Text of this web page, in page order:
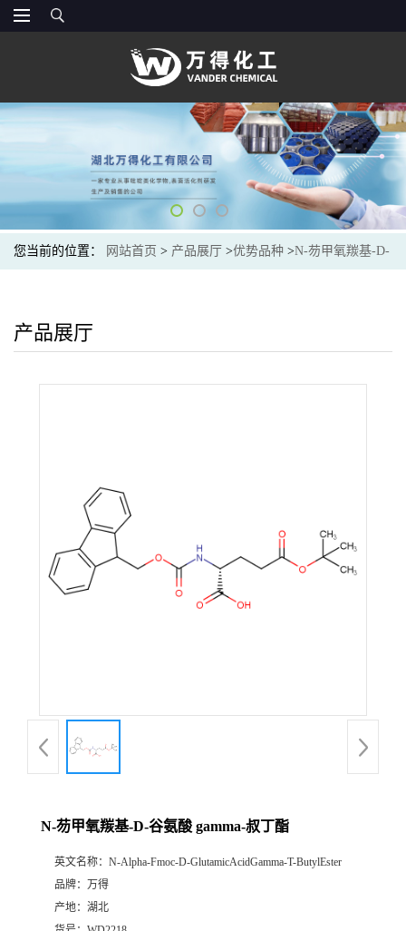
您当前的位置： 网站首页 > 产品展厅 >优势品种 >N-芴甲氧羰基-D-
产品展厅
N-芴甲氧羰基-D-谷氨酸 gamma-叔丁酯
英文名称： N-Alpha-Fmoc-D-GlutamicAcidGamma-T-ButylEster
品牌： 万得
产地： 湖北